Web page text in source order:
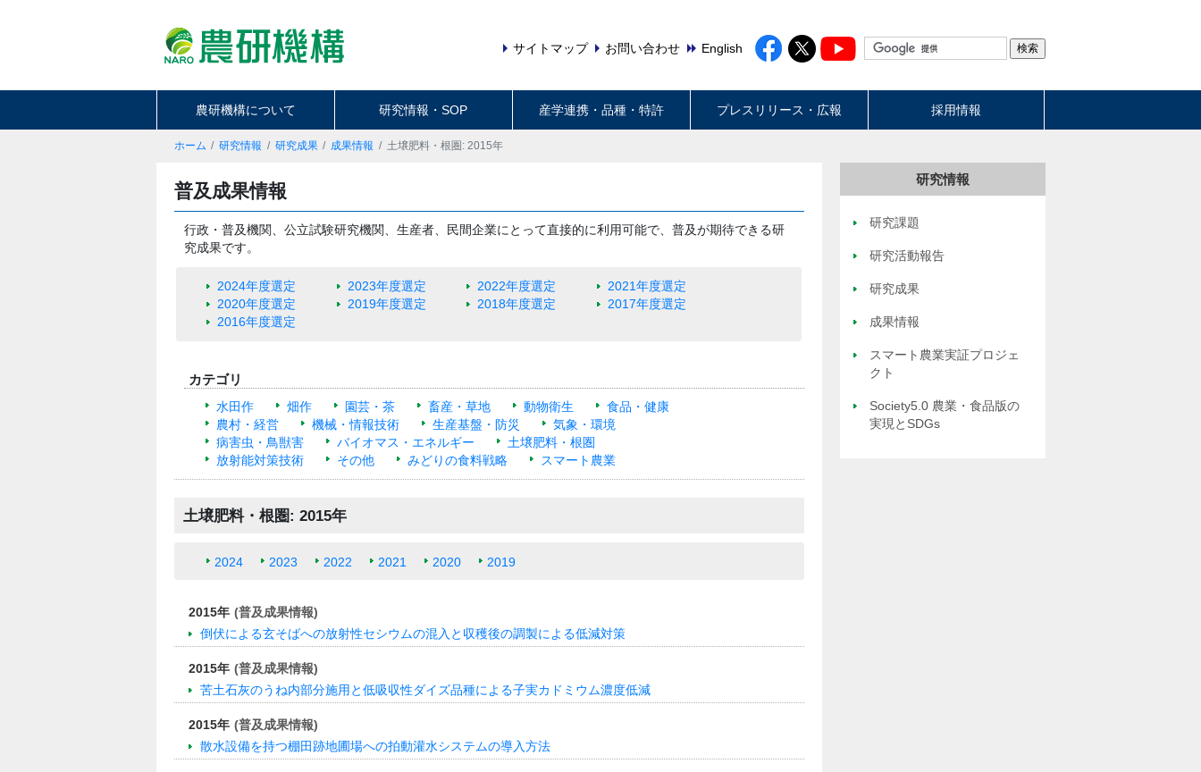
サイトマップ お問い合わせ English
農研機構について 研究情報・SOP 産学連携・品種・特許 プレスリリース・広報 採用情報
ホーム 研究情報 研究成果 成果情報 土壌肥料・根圏: 2015年
普及成果情報
行政・普及機関、公立試験研究機関、生産者、民間企業にとって直接的に利用可能で、普及が期待できる研
究成果です。
2024年度選定 2023年度選定 2022年度選定
2021年度選定
2020年度選定
2019年度選定 2018年度選定
2017年度選定
2016年度選定
カテゴリ
水田作 畑作 園芸・茶 畜産・草地 動物衛生
食品・健康
農村・経営
機械・情報技術 生産基盤・防災
気象・環境
病害虫・鳥獣害
バイオマス・エネルギー
土壌肥料・根圏
放射能対策技術
その他 みどりの食料戦略 スマート農業
土壌肥料・根圏: 2015年
2024 2023 2022 2021 2020 2019
2015年 (普及成果情報)
倒伏による玄そばへの放射性セシウムの混入と収穫後の調製による低減対策
2015年 (普及成果情報)
苦土石灰のうね内部分施用と低吸収性ダイズ品種による子実カドミウム濃度低減
2015年 (普及成果情報)
散水設備を持つ棚田跡地圃場への拍動灌水システムの導入方法
研究情報
研究課題
研究活動報告
研究成果
成果情報
スマート農業実証プロジェ
クト
Society5.0 農業・食品版の
実現とSDGs